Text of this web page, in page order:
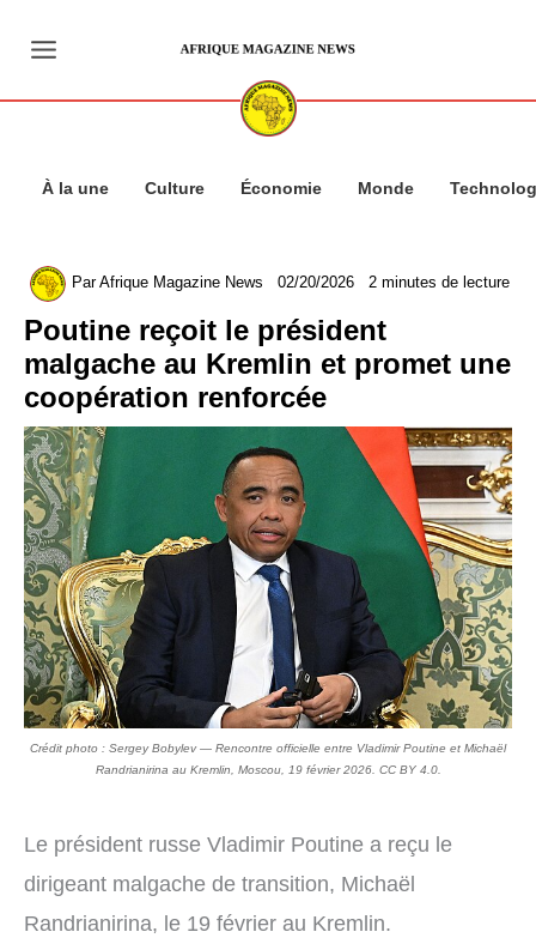
contenu
À la une Culture Économie Monde
ParAfrique Magazine News 02/20/2026 2 minutes de lecture
Poutine reçoit le président
malgache au Kremlin et promet une
coopération renforcée
Crédit photo : Sergey Bobylev — Rencontre officielle entre Vladimir Poutine et Michaël
Randrianirina au Kremlin, Moscou, 19 février 2026. CC BY 4.0.
Le président russe Vladimir Poutine a reçu le
dirigeant malgache de transition, Michaël
Randrianirina, le 19 février au Kremlin.